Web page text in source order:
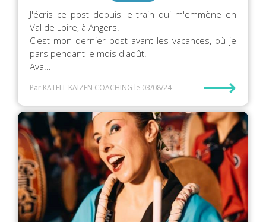
J'écris ce post depuis le train qui m'emmène en
Val de Loire, à Angers.
C'est mon dernier post avant les vacances, où je
pars pendant le mois d'août.
Ava...
Par KATELL KAIZEN COACHING le 03/08/24 ⟶